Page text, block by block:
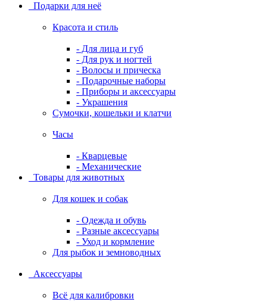
Подарки для неё
Красота и стиль
- Для лица и губ
- Для рук и ногтей
- Волосы и прическа
- Подарочные наборы
- Приборы и аксессуары
- Украшения
Сумочки, кошельки и клатчи
Часы
- Кварцевые
- Механические
Товары для животных
Для кошек и собак
- Одежда и обувь
- Разные аксессуары
- Уход и кормление
Для рыбок и земноводных
Аксессуары
Всё для калибровки